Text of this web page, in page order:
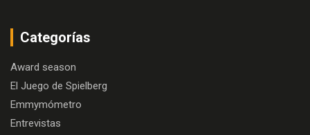
Categorías
Award season
El Juego de Spielberg
Emmymómetro
Entrevistas